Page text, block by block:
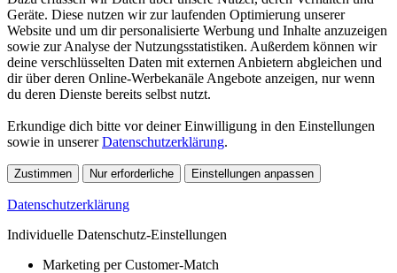
Geräte. Diese nutzen wir zur laufenden Optimierung unserer
Website und um dir personalisierte Werbung und Inhalte anzuzeigen
sowie zur Analyse der Nutzungsstatistiken. Außerdem können wir
deine verschlüsselten Daten mit externen Anbietern abgleichen und
dir über deren Online-Werbekanäle Angebote anzeigen, nur wenn
du deren Dienste bereits selbst nutzt.
Erkundige dich bitte vor deiner Einwilligung in den Einstellungen
sowie in unsererDatenschutzerklärung.
Zustimmen Nur erforderliche Einstellungen anpassen
Datenschutzerklärung
Individuelle Datenschutz-Einstellungen
Marketing per Customer-Match